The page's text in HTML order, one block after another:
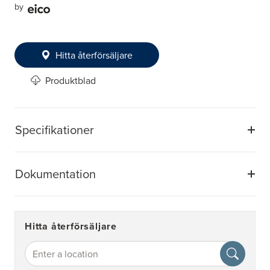
Specifikationer
Dokumentation
by
Hitta återförsäljare
Produktblad
Hitta återförsäljare